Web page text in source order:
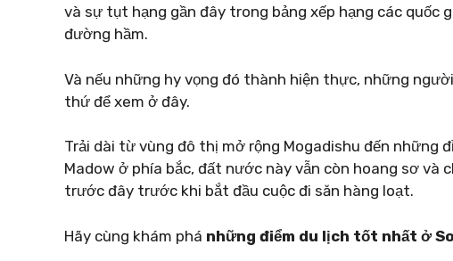
và sự tụt hạng gần đây trong bảng xếp hạng các quốc
đường hầm.
Và nếu những hy vọng đó thành hiện thực, những
thứ để xem ở đây.
Trải dài từ vùng đô thị mở rộng Mogadishu đến những
Madow ở phía bắc, đất nước này vẫn còn hoang sơ và
trước đây trước khi bắt đầu cuộc đi săn hàng loạt.
Hãy cùng khám phá những điểm du lịch tốt nhất ở